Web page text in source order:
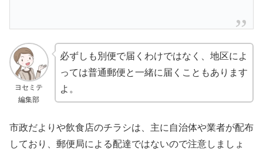
ヨセミテ
編集部
必ずしも別便で届くわけではなく、地区によ
っては普通郵便と一緒に届くこともあります
よ。
市政だよりや飲食店のチラシは、主に自治体や業者が配布
しており、郵便局による配達ではないので注意しましょ